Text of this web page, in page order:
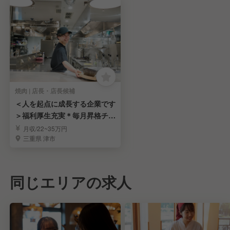
焼肉 | 店長・店長候補
＜人を起点に成長する企業です
＞福利厚生充実＊毎月昇格チャ
ンス＊固定残業無し
月収/22~35万円
三重県 津市
同じエリアの求人